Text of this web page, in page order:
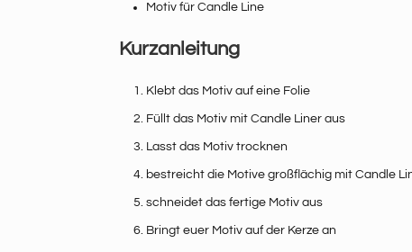
Motiv für Candle Line
Kurzanleitung
Klebt das Motiv auf eine Folie
Füllt das Motiv mit Candle Liner aus
Lasst das Motiv trocknen
bestreicht die Motive großflächig mit Candle
schneidet das fertige Motiv aus
Bringt euer Motiv auf der Kerze an